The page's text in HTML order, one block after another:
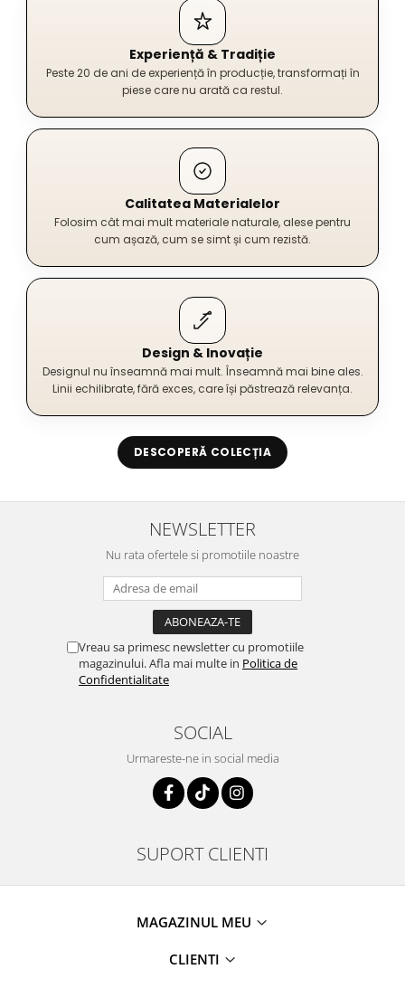
Experiență & Tradiție
Peste 20 de ani de experiență în producție, transformați în
piese care nu arată ca restul.
Calitatea Materialelor
Folosim cât mai mult materiale naturale, alese pentru
cum așază, cum se simt și cum rezistă.
Design & Inovație
Designul nu înseamnă mai mult. Înseamnă mai bine ales.
Linii echilibrate, fără exces, care își păstrează relevanța.
DESCOPERĂ COLECȚIA
NEWSLETTER
Nu rata ofertele si promotiile noastre
Vreau sa primesc newsletter cu promotiile
magazinului. Afla mai multe in Politica de
Confidentialitate
SOCIAL
Urmareste-ne in social media
SUPORT CLIENTI
MAGAZINUL MEU
CLIENTI